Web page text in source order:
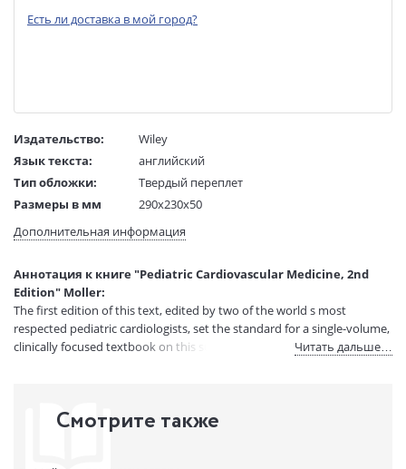
Есть ли доставка в мой город?
Издательство:
Wiley
Язык текста:
английский
Тип обложки:
Твердый переплет
Размеры в мм
290x230x50
Вес:
3 гр.
Код товара:
50030181
Артикул:
12168059
ISBN:
9781444335897
В продаже с:
08.04.2021
Дополнительная информация
Аннотация к книге "Pediatric Cardiovascular Medicine, 2nd
Edition" Moller:
The first edition of this text, edited by two of the world s most
respected pediatric cardiologists, set the standard for a single-volume,
clinically focused textbook on this subject.
Читать дальше…
Смотрите также